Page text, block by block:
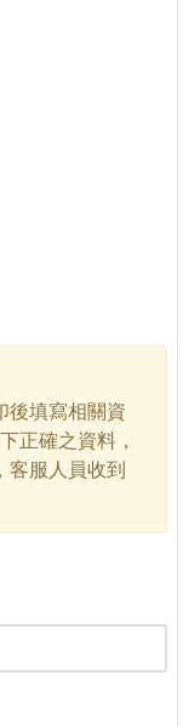
後填寫相關資
正確之資料，
客服人員收到